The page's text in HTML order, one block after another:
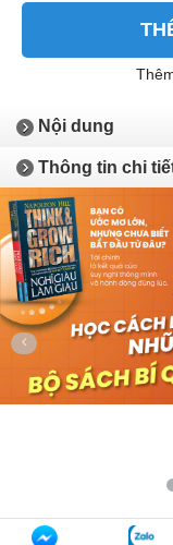
Nội dung
Thông tin chi